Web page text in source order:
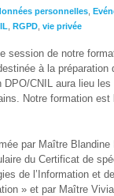
personnelles
RGPD vie privée
session de notre
à la préparation
DPO/CNIL aura lieu les
Notre formation est
par Maître Blandine
du Certificat de
de l’Information et
» et par Maître